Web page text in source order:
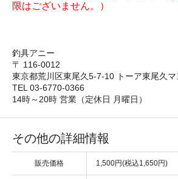
限はございません。）
釣具アニー
〒 116-0012
東京都荒川区東尾久5-7-10 トーア東尾久
TEL 03-6770-0366
14時～20時 営業（定休日 月曜日）
その他の詳細情報
販売価格 1,500円(税込1,650円)